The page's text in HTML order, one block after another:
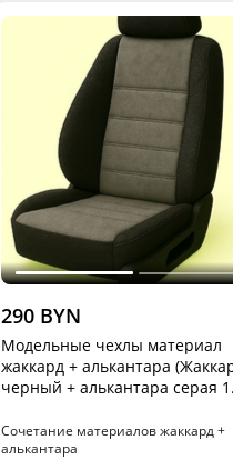
290 BYN
Модельные чехлы материал
жаккард + алькантара
черный + алькантара серая
Сочетание материалов жаккард +
алькантара